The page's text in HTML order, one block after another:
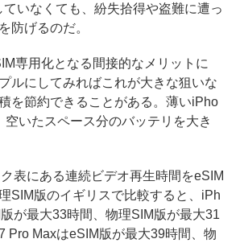
いなくても、紛失拾得や盗難に遭っ
防げるのだ。
専用化となる間接的なメリットに
ルにしてみればこれが大きな狙いな
を節約できることがある。薄いiPho
空いたスペース分のバッテリを大き
表にある連続ビデオ再生時間をeSIM
SIM版のイギリスで比較すると、iPh
が最大33時間、物理SIM版が最大31
Pro MaxはeSIM版が最大39時間、物